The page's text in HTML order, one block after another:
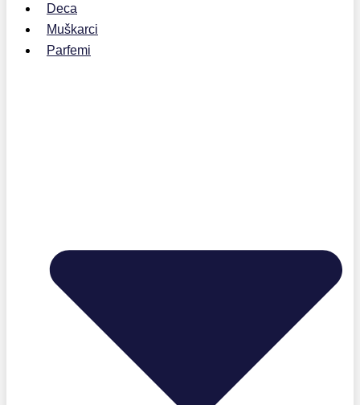
Deca
Muškarci
Parfemi